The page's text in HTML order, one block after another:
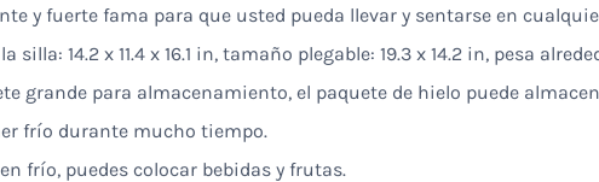
y fuerte fama para que usted pueda llevar y sentarse en
14.2 x 11.4 x 16.1 in, tamaño plegable: 19.3 x 14.2 in, pesa
grande para almacenamiento, el paquete de hielo puede
frío durante mucho tiempo.
frío, puedes colocar bebidas y frutas.